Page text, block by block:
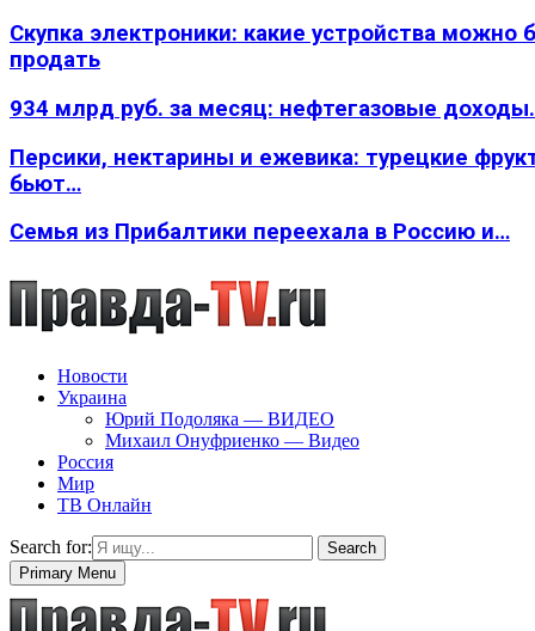
Скупка электроники: какие устройства можно
продать
934 млрд руб. за месяц: нефтегазовые
Персики, нектарины и ежевика: турецкие
бьют…
Семья из Прибалтики переехала в Россию и…
Новости
Украина
Юрий Подоляка — ВИДЕО
Михаил Онуфриенко — Видео
Россия
Мир
ТВ Онлайн
Search for:
Search
Primary Menu